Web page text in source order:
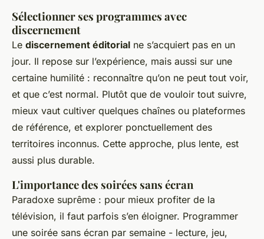
Sélectionner ses programmes avec
discernement
Le discernement éditorial ne s’acquiert pas en un
jour. Il repose sur l’expérience, mais aussi sur une
certaine humilité : reconnaître qu’on ne peut tout voir,
et que c’est normal. Plutôt que de vouloir tout suivre,
mieux vaut cultiver quelques chaînes ou plateformes
de référence, et explorer ponctuellement des
territoires inconnus. Cette approche, plus lente, est
aussi plus durable.
L'importance des soirées sans écran
Paradoxe suprême : pour mieux profiter de la
télévision, il faut parfois s’en éloigner. Programmer
une soirée sans écran par semaine - lecture, jeu,